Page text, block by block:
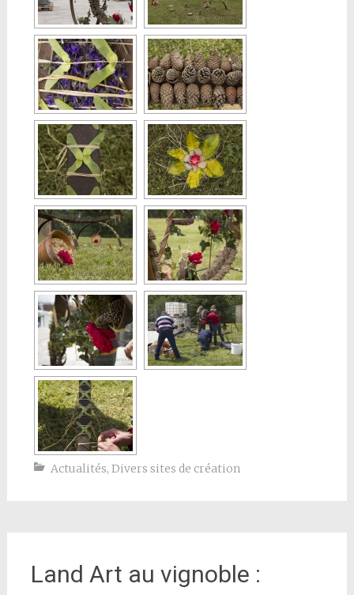
Actualités, Divers sites de création
Land Art au vignoble :